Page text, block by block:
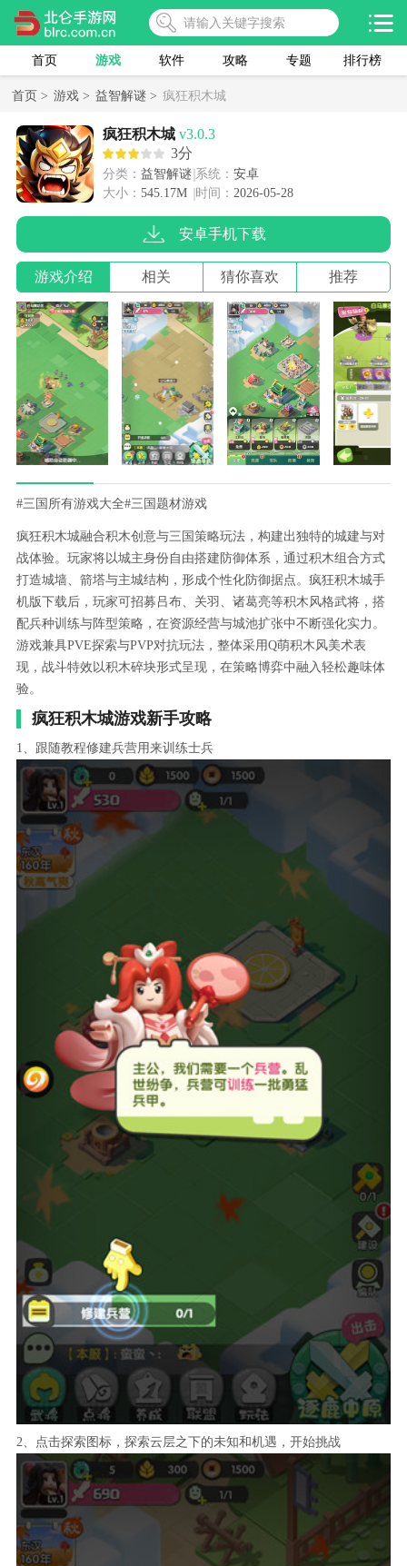
首页 游戏 软件 攻略 专题 排行榜
首页 > 游戏 > 益智解谜 > 疯狂积木城
疯狂积木城 v3.0.3
3分
分类： 益智解谜 系统： 安卓
大小： 545.17M 时间： 2026-05-28
安卓手机下载
游戏介绍 相关 猜你喜欢 推荐
#三国所有游戏大全#三国题材游戏
疯狂积木城融合积木创意与三国策略玩法，构建出独特的城建与对
战体验。玩家将以城主身份自由搭建防御体系，通过积木组合方式
打造城墙、箭塔与主城结构，形成个性化防御据点。疯狂积木城手
机版下载后，玩家可招募吕布、关羽、诸葛亮等积木风格武将，搭
配兵种训练与阵型策略，在资源经营与城池扩张中不断强化实力。
游戏兼具PVE探索与PVP对抗玩法，整体采用Q萌积木风美术表
现，战斗特效以积木碎块形式呈现，在策略博弈中融入轻松趣味体
验。
疯狂积木城游戏新手攻略
1、跟随教程修建兵营用来训练士兵
2、点击探索图标，探索云层之下的未知和机遇，开始挑战